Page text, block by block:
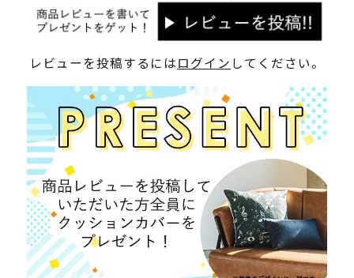
レビューを投稿するにはログイン してください。